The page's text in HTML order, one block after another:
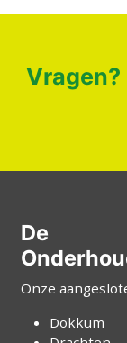
Vragen?
De
Onze
Dokkum